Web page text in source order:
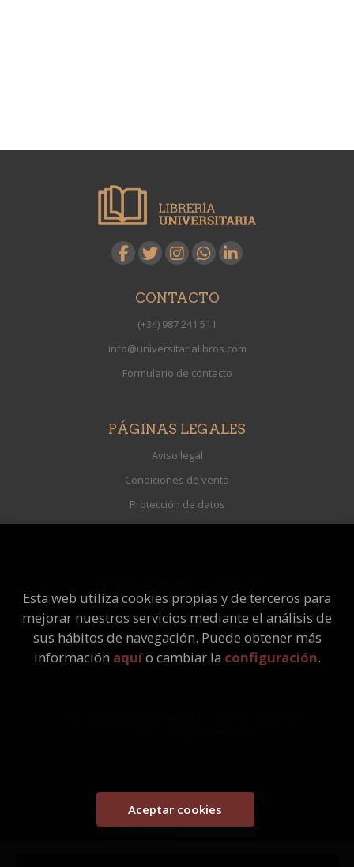
CONTACTO
(+34) 987 241 511
info@universitarialibros.com
Formulario de contacto
PÁGINAS LEGALES
Aviso legal
Condiciones de venta
Protección de datos
Política de Cookies
Quiénes somos
Pedidos especiales
Esta web utiliza cookies propias y de terceros para
mejorar nuestros servicios mediante el análisis de
sus hábitos de navegación. Puede obtener más
información aquío cambiar la configuración.
Aceptar cookies